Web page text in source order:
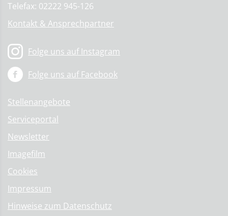
Telefax: 02222 945-126
Kontakt & Ansprechpartner
Folge uns auf Instagram
Folge uns auf Facebook
Stellenangebote
Serviceportal
Newsletter
Imagefilm
Cookies
Impressum
Hinweise zum Datenschutz